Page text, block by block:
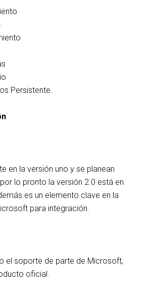
Persistente.
en la versión uno y se planean
lo pronto la versión 2.0 está en
es un elemento clave en la
para integración.
el soporte de parte de Microsoft,
oficial.